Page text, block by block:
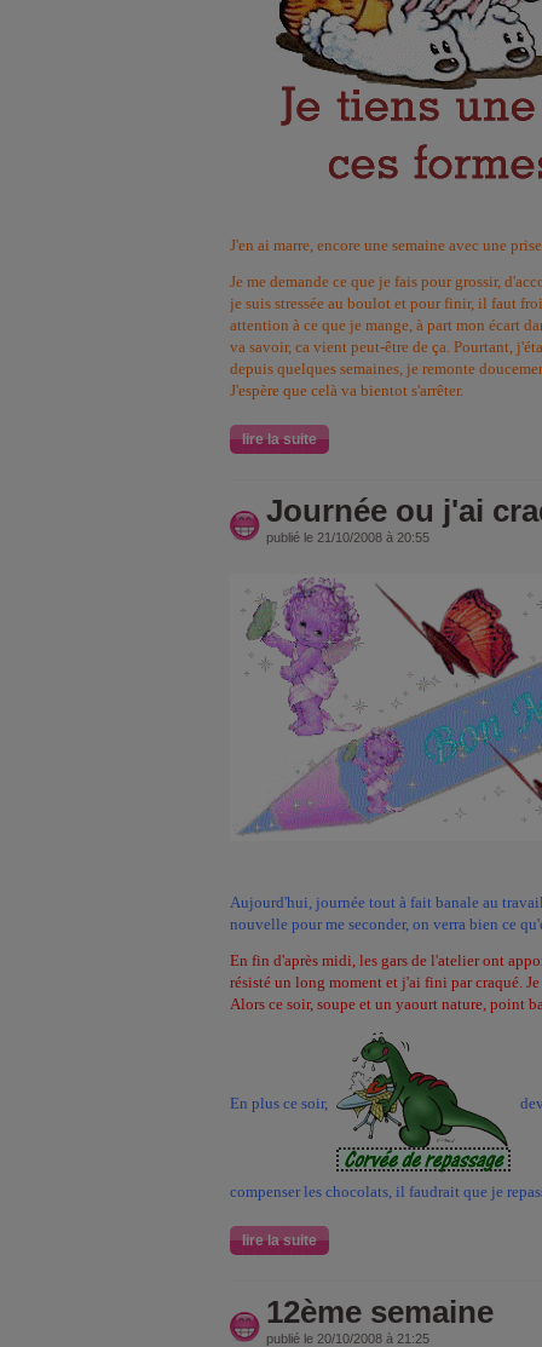
J'en ai marre, encore une semaine avec une
Je me demande ce que je fais pour grossir,
je suis stressée au boulot et pour finir, il faut
attention à ce que je mange, à part mon écart
va savoir, ca vient peut-être de ça. Pourtant,
depuis quelques semaines, je remonte
J'espère que celà va bientot s'arrêter.
lire la suite
Journée ou j'ai
publié le 21/10/2008 à 20:55
Aujourd'hui, journée tout à fait banale au
nouvelle pour me seconder, on verra bien ce
En fin d'après midi, les gars de l'atelier ont
résisté un long moment et j'ai fini par craqué.
Alors ce soir, soupe et un yaourt nature, point
En plus ce soir,
compenser les chocolats, il faudrait que je
lire la suite
12ème semaine
publié le 20/10/2008 à 21:25